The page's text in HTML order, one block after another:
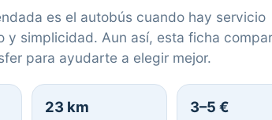
es el autobús cuando hay servicio
y simplicidad. Aun así, esta ficha
para ayudarte a elegir mejor.
23 km 3–5 €